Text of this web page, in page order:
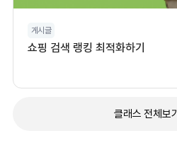
게시글
쇼핑 검색 랭킹 최적화하기
클래스 전체보기